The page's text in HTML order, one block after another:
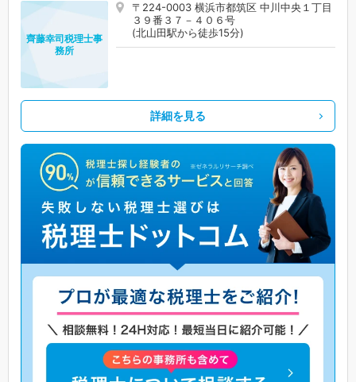
〒224-0003 横浜市都筑区 中川中央１丁目
３９番３７－４０６号
(北山田駅から徒歩15分)
齊藤幸司税理士事
務所
詳細を見る